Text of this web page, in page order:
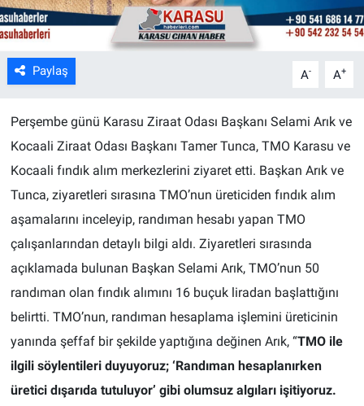
Paylaş A- A+
Perşembe günü Karasu Ziraat Odası Başkanı Selami Arık ve
Kocaali Ziraat Odası Başkanı Tamer Tunca, TMO Karasu ve
Kocaali fındık alım merkezlerini ziyaret etti. Başkan Arık ve
Tunca, ziyaretleri sırasına TMO’nun üreticiden fındık alım
aşamalarını inceleyip, randıman hesabı yapan TMO
çalışanlarından detaylı bilgi aldı. Ziyaretleri sırasında
açıklamada bulunan Başkan Selami Arık, TMO’nun 50
randıman olan fındık alımını 16 buçuk liradan başlattığını
belirtti. TMO’nun, randıman hesaplama işlemini üreticinin
yanında şeffaf bir şekilde yaptığına değinen Arık, “TMO ile
ilgili söylentileri duyuyoruz; ‘Randıman hesaplanırken
üretici dışarıda tutuluyor’ gibi olumsuz algıları işitiyoruz.